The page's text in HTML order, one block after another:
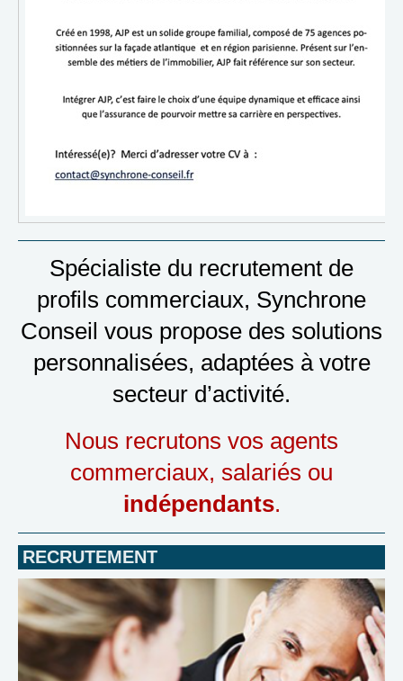
Spécialiste du recrutement de
profils commerciaux, Synchrone
Conseil vous propose des solutions
personnalisées, adaptées à votre
secteur d’activité.
Nous recrutons vos agents
commerciaux, salariés ou
indépendants.
RECRUTEMENT